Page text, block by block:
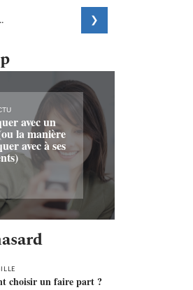
avec un
la manière
avec à ses
choisir un faire part ?